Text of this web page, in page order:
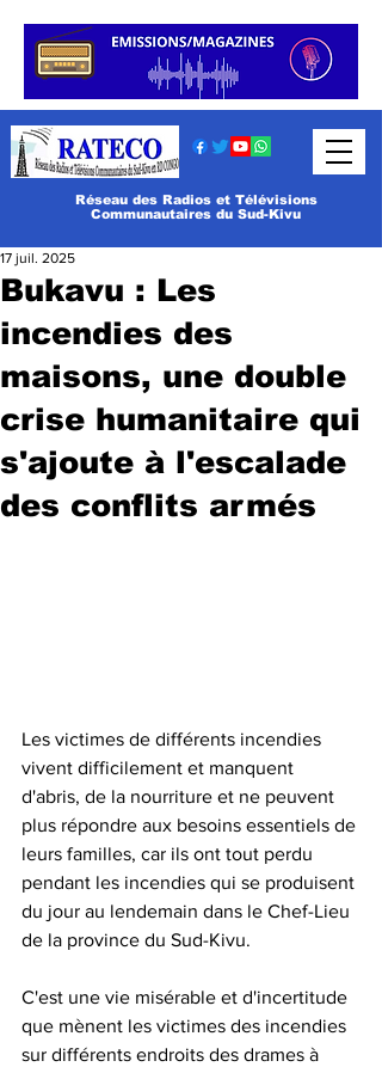
Réseau des Radios et Télévisions
Communautaires du Sud-Kivu
Bukavu : Les
incendies des
maisons, une double
crise humanitaire qui
s'ajoute à l'escalade
des conflits armés
17 juil. 2025
Les victimes de différents incendies
vivent difficilement et manquent
d'abris, de la nourriture et ne peuvent
plus répondre aux besoins essentiels de
leurs familles, car ils ont tout perdu
pendant les incendies qui se produisent
du jour au lendemain dans le Chef-Lieu
de la province du Sud-Kivu.
C'est une vie misérable et d'incertitude
que mènent les victimes des incendies
sur différents endroits des drames à